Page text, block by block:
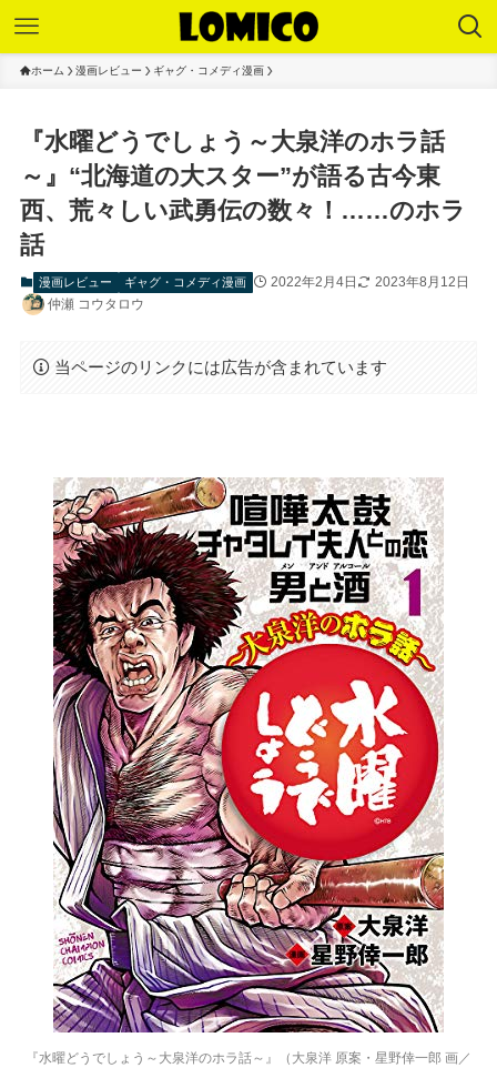
ホーム 漫画レビュー ギャグ・コメディ漫画
『水曜どうでしょう～大泉洋のホラ話
～』“北海道の大スター”が語る古今東
西、荒々しい武勇伝の数々！……のホラ
話
漫画レビュー ギャグ・コメディ漫画 2022年2月4日
2023年8月12日
仲瀬 コウタロウ
当ページのリンクには広告が含まれています
『水曜どうでしょう～大泉洋のホラ話～』（大泉洋 原案・星野倖一郎 画／